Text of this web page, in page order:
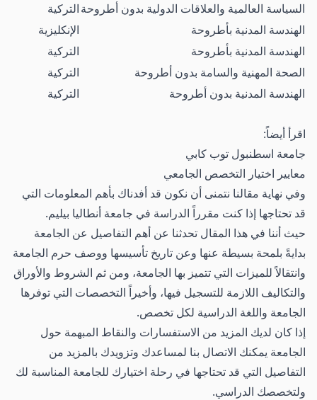
السياسة العالمية والعلاقات الدولية بدون أطروحةالتركية
الهندسة المدنية بأطروحة
الإنكليزية
الهندسة المدنية بأطروحة
التركية
الصحة المهنية والسامة بدون أطروحة
التركية
الهندسة المدنية بدون أطروحة
التركية
اقرأ أيضاً:
جامعة اسطنبول توب كابي
معايير اختيار التخصص الجامعي
وفي نهاية مقالنا نتمنى أن نكون قد أفدناك بأهم المعلومات التي
قد تحتاجها إذا كنت مقرراً الدراسة في جامعة أنطاليا بيليم.
حيث أننا في هذا المقال تحدثنا عن أهم التفاصيل عن الجامعة
بدايةً بلمحة بسيطة عنها وعن تاريخ تأسيسها ووصف حرم الجامعة
وانتقالاً للميزات التي تتميز بها الجامعة، ومن ثم الشروط والأوراق
والتكاليف اللازمة للتسجيل فيها، وأخيراً التخصصات التي توفرها
الجامعة واللغة الدراسية لكل تخصص.
إذا كان لديك المزيد من الاستفسارات والنقاط المبهمة حول
الجامعة يمكنك الاتصال بنا لمساعدك وتزويدك بالمزيد من
التفاصيل التي قد تحتاجها في رحلة اختيارك للجامعة المناسبة لك
ولتخصصك الدراسي.